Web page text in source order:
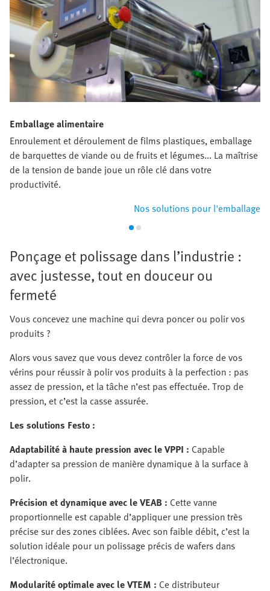
Emballage alimentaire
Enroulement et déroulement de films plastiques, emballage
de barquettes de viande ou de fruits et légumes... La maîtrise
de la tension de bande joue un rôle clé dans votre
productivité.
Nos solutions pour l'emballage
Ponçage et polissage dans l’industrie :
avec justesse, tout en douceur ou
fermeté
Vous concevez une machine qui devra poncer ou polir vos
produits ?
Alors vous savez que vous devez contrôler la force de vos
vérins pour réussir à polir vos produits à la perfection : pas
assez de pression, et la tâche n’est pas effectuée. Trop de
pression, et c’est la casse assurée.
Les solutions Festo :
Adaptabilité à haute pression avec le VPPI : Capable
d’adapter sa pression de manière dynamique à la surface à
polir.
Précision et dynamique avec le VEAB : Cette vanne
proportionnelle est capable d’appliquer une pression très
précise sur des zones ciblées. Avec son faible débit, c’est la
solution idéale pour un polissage précis de wafers dans
l’électronique.
Modularité optimale avec le VTEM : Ce distributeur